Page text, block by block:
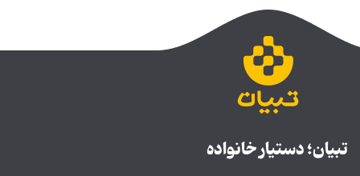
تبیان؛ دستیار خانواده